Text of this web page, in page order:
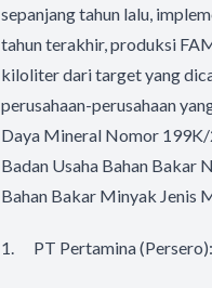
sepanjang tahun lalu,
tahun terakhir, produksi
kiloliter dari target yang
perusahaan-perusahaan
Daya Mineral Nomor
Badan Usaha Bahan Bakar
Bahan Bakar Minyak Jenis
1. PT Pertamina